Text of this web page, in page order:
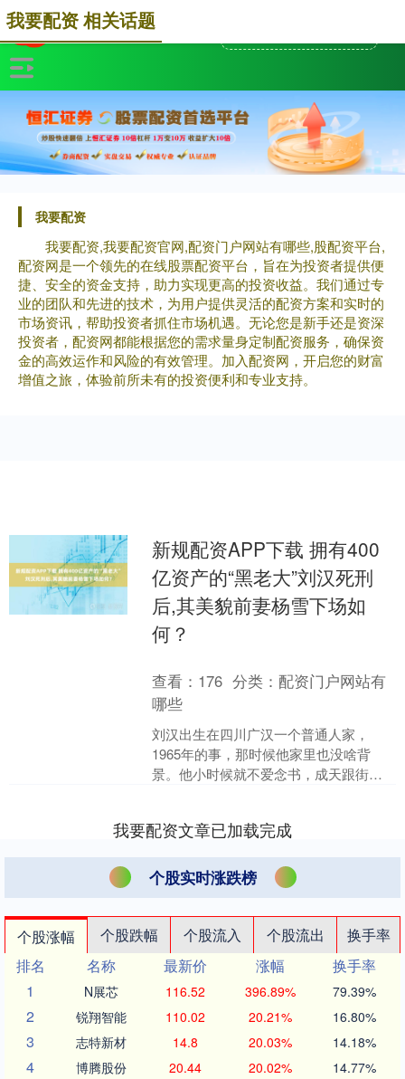
我要配资
我要配资,我要配资官网,配资门户网站有哪些,股配资平台,
配资网是一个领先的在线股票配资平台，旨在为投资者提供便
捷、安全的资金支持，助力实现更高的投资收益。我们通过专
业的团队和先进的技术，为用户提供灵活的配资方案和实时的
市场资讯，帮助投资者抓住市场机遇。无论您是新手还是资深
投资者，配资网都能根据您的需求量身定制配资服务，确保资
金的高效运作和风险的有效管理。加入配资网，开启您的财富
增值之旅，体验前所未有的投资便利和专业支持。
我要配资 相关话题
新规配资APP下载 拥有400
亿资产的“黑老大”刘汉死刑
后,其美貌前妻杨雪下场如
何？
查看： 176 分类：配资门户网站有
哪些
刘汉出生在四川广汉一个普通人家，
1965年的事，那时候他家里也没啥背
景。他小时候就不爱念书，成天跟街头
我要配资文章已加载完成
个股实时涨跌榜
个股涨幅 个股跌幅 个股流入 个股流出
换手率
排名
名称 最新价 涨幅
换手率
1
N展芯 116.52 396.89% 79.39%
2 锐翔智能 110.02 20.21% 16.80%
3 志特新材 14.8 20.03% 14.18%
4 博腾股份 20.44 20.02% 14.77%